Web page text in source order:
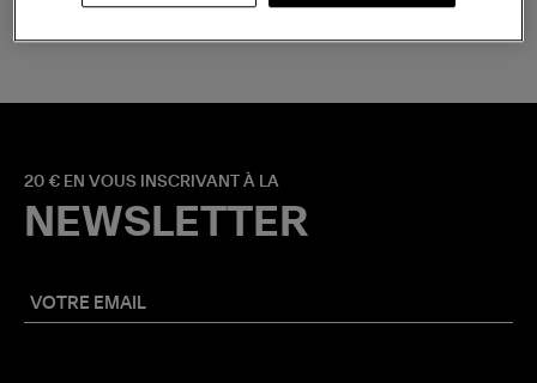
à partir de 150 € d'achat*
20 € EN VOUS INSCRIVANT À LA
NEWSLETTER